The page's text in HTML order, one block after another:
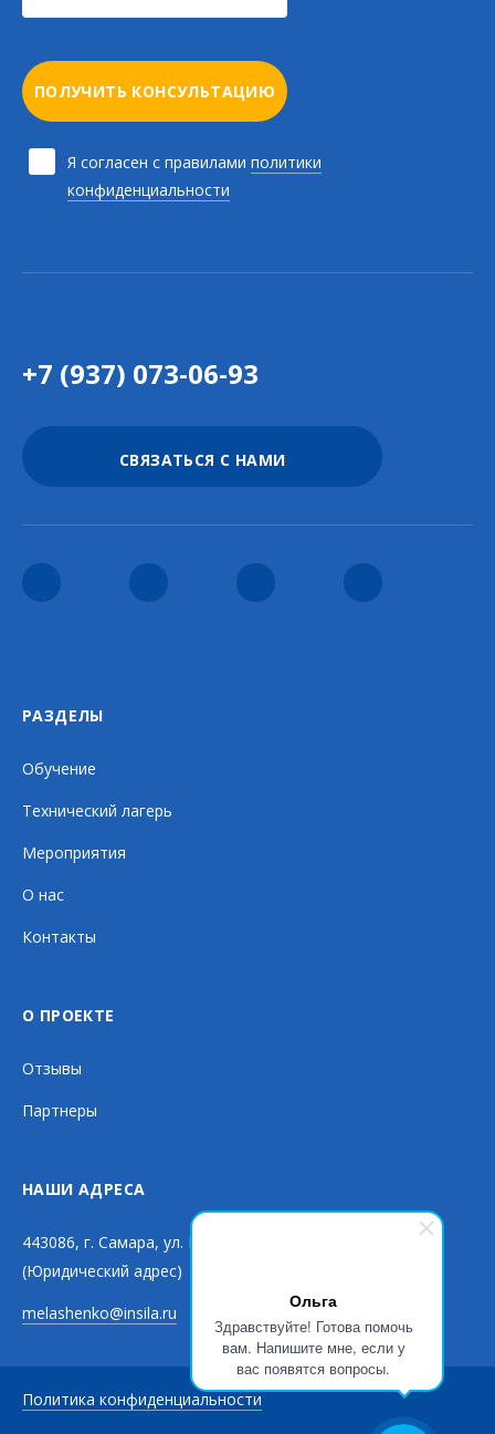
Ольга
Здравствуйте! Готова помочь
вам. Напишите мне, если у
вас появятся вопросы.
ПОЛУЧИТЬ КОНСУЛЬТАЦИЮ
Я согласен с правилами политики
конфиденциальности
+7 (937) 073-06-93
СВЯЗАТЬСЯ С НАМИ
РАЗДЕЛЫ
Обучение
Технический лагерь
Мероприятия
О нас
Контакты
О ПРОЕКТЕ
Отзывы
Партнеры
НАШИ АДРЕСА
443086, г. Самара, ул. Мичурина, д. 154
(Юридический адрес)
melashenko@insila.ru
Политика конфиденциальности